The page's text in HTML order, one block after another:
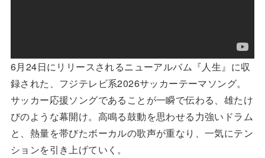
6月24日にリリースされるニューアルバム『人生』に収
録された、フジテレビ系2026サッカーテーマソング。
サッカー応援ソングであることが一瞬で伝わる、雄たけ
びのような幕開け。高鳴る鼓動を思わせる力強いドラム
と、熱量を帯びたボーカルの歌声が重なり、一気にテン
ションを引き上げていく。